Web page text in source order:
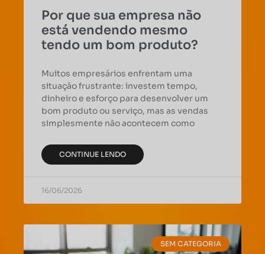
Por que sua empresa não
está vendendo mesmo
tendo um bom produto?
Muitos empresários enfrentam uma
situação frustrante: investem tempo,
dinheiro e esforço para desenvolver um
bom produto ou serviço, mas as vendas
simplesmente não acontecem como
CONTINUE LENDO
16/06/2026
SEM CATEGORIA